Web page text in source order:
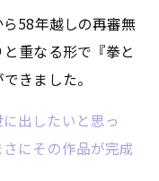
58年越しの再審無
重なる形で『拳と
きました。
出したいと思っ
にその作品が完成